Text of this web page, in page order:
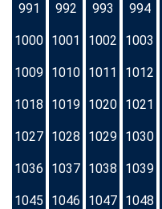
991 992 993 994
1000 1001 1002 1003
1009 1010 1011 1012
1018 1019 1020 1021
1027 1028 1029 1030
1036 1037 1038 1039
1045 1046 1047 1048